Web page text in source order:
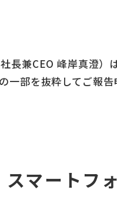
兼CEO 峰岸真澄）
部を抜粋してご報告
マートフ